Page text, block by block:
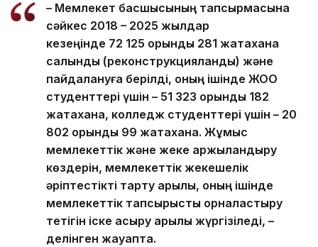
– Мемлекет басшысының тапсырмасына
сәйкес 2018 – 2025 жылдар
кезеңінде 72 125 орындық 281 жатақхана
салынды (реконструкцияланды) және
пайдалануға берілді, оның ішінде ЖОО
студенттері үшін – 51 323 орындық 182
жатақхана, колледж студенттері үшін – 20
802 орындық 99 жатақхана. Жұмыс
мемлекеттік және жеке қаржыландыру
көздерін, мемлекеттік жекешелік
әріптестікті тарту арқылы, оның ішінде
мемлекеттік тапсырысты орналастыру
тетігін іске асыру арқылы жүргізіледі, –
делінген жауапта.